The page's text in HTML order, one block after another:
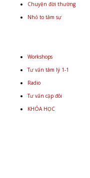
Chuyện đời thường
Nhỏ to tâm sự
Workshops
Tư vấn tâm lý 1-1
Radio
Tư vấn cặp đôi
KHÓA HỌC